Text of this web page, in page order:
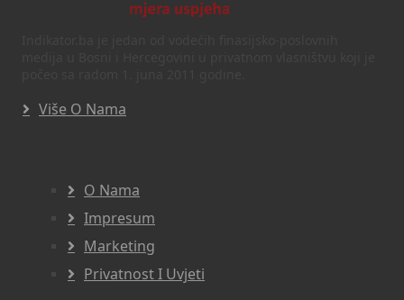
Više O Nama
O Nama
Impresum
Marketing
Privatnost I Uvjeti